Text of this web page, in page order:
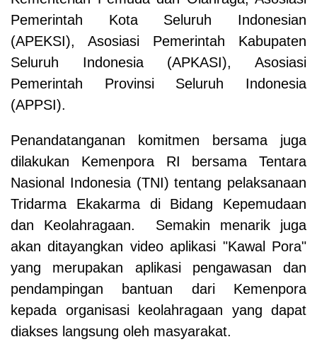
Pemerintah Kota Seluruh Indonesian
(APEKSI), Asosiasi Pemerintah Kabupaten
Seluruh Indonesia (APKASI), Asosiasi
Pemerintah Provinsi Seluruh Indonesia
(APPSI).
Penandatanganan komitmen bersama juga
dilakukan Kemenpora RI bersama Tentara
Nasional Indonesia (TNI) tentang pelaksanaan
Tridarma Ekakarma di Bidang Kepemudaan
dan Keolahragaan. Semakin menarik juga
akan ditayangkan video aplikasi "Kawal Pora"
yang merupakan aplikasi pengawasan dan
pendampingan bantuan dari Kemenpora
kepada organisasi keolahragaan yang dapat
diakses langsung oleh masyarakat.